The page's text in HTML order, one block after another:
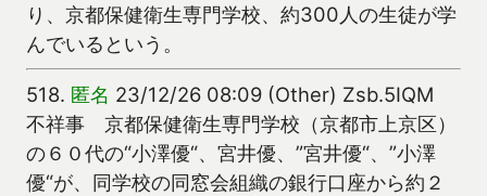
り、京都保健衛生専門学校、約300人の生徒が学
んでいるという。
518. 匿名 23/12/26 08:09 (Other) Zsb.5IQM
不祥事 京都保健衛生専門学校（京都市上京区）
の６０代の“小澤優“、宮井優、”宮井優“、”小澤
優“が、同学校の同窓会組織の銀行口座から約２